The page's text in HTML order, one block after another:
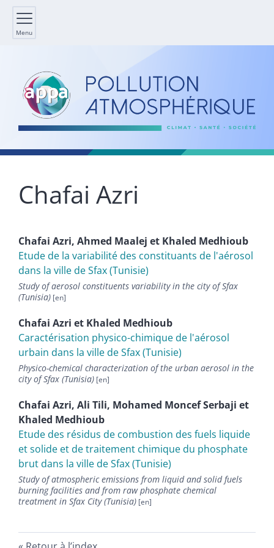
Menu
Chafai Azri
Chafai Azri, Ahmed Maalej et Khaled Medhioub
Etude de la variabilité des constituants de l'aérosol
dans la ville de Sfax (Tunisie)
Study of aerosol constituents variability in the city of Sfax
(Tunisia)
Chafai Azri et Khaled Medhioub
Caractérisation physico-chimique de l'aérosol
urbain dans la ville de Sfax (Tunisie)
Physico-chemical characterization of the urban aerosol in the
city of Sfax (Tunisia)
Chafai Azri, Ali Tili, Mohamed MoncefSerbaji et
Khaled Medhioub
Etude des résidus de combustion des fuels liquide
et solide et de traitement chimique du phosphate
brut dans la ville de Sfax (Tunisie)
Study of atmospheric emissions from liquid and solid fuels
burning facilities and from raw phosphate chemical
treatment in Sfax City (Tunisia)